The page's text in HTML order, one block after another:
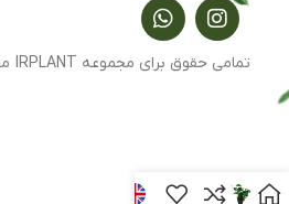
تمامی حقوق برای مجموعه IRPLANT محفوظ می باشد 1403